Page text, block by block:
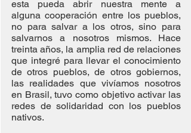
esta pueda abrir nuestra mente a
alguna cooperación entre los pueblos,
no para salvar a los otros, sino para
salvarnos a nosotros mismos. Hace
treinta años, la amplia red de relaciones
que integré para llevar el conocimiento
de otros pueblos, de otros gobiernos,
las realidades que vivíamos nosotros
en Brasil, tuvo como objetivo activar las
redes de solidaridad con los pueblos
nativos.